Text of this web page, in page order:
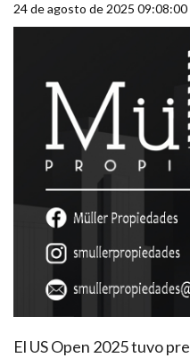
24 de agosto de 2025 09:08:00
El US Open 2025 tuvo